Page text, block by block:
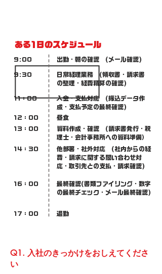
9:00 出勤・朝の確認 (メール確認)
9:30
日常経理業務 (領収書・請求書
の整理・経費精算の確認)
11：00
入金・支払対応 (振込データ作
成・支払予定の最終確認)
12：00
昼食
ある1日のスケジュール
13：00
資料作成・確認 (請求書発行・税
理士・会計事務所への資料準備）
14：30
他部署・社外対応 (社内からの経
費・請求に関する問い合わせ対
応・取引先との支払・請求確認)
16：00
最終確認(書類ファイリング・数字
の最終チェック・メール最終確認)
17：00 退勤
Q1. 入社のきっかけをおしえてくださ
い